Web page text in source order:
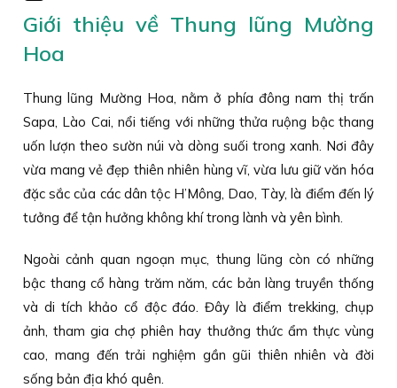
Giới thiệu về Thung lũng Mường
Hoa
Thung lũng Mường Hoa, nằm ở phía đông nam thị trấn
Sapa, Lào Cai, nổi tiếng với những thửa ruộng bậc thang
uốn lượn theo sườn núi và dòng suối trong xanh. Nơi đây
vừa mang vẻ đẹp thiên nhiên hùng vĩ, vừa lưu giữ văn hóa
đặc sắc của các dân tộc H’Mông, Dao, Tày, là điểm đến lý
tưởng để tận hưởng không khí trong lành và yên bình.
Ngoài cảnh quan ngoạn mục, thung lũng còn có những
bậc thang cổ hàng trăm năm, các bản làng truyền thống
và di tích khảo cổ độc đáo. Đây là điểm trekking, chụp
ảnh, tham gia chợ phiên hay thưởng thức ẩm thực vùng
cao, mang đến trải nghiệm gần gũi thiên nhiên và đời
sống bản địa khó quên.